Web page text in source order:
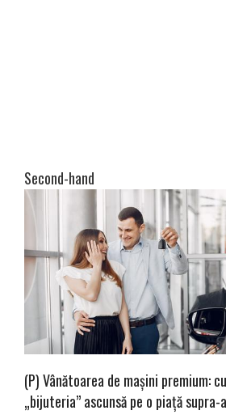
Second-hand
(P) Vânătoarea de mașini premium:
„bijuteria” ascunsă pe o piață